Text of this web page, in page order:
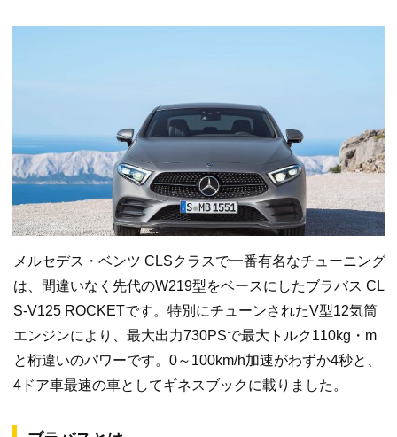
メルセデス・ベンツ CLSクラスで一番有名なチューニング
は、間違いなく先代のW219型をベースにしたブラバス CL
S-V125 ROCKETです。特別にチューンされたV型12気筒
エンジンにより、最大出力730PSで最大トルク110kg・m
と桁違いのパワーです。0～100km/h加速がわずか4秒と、
4ドア車最速の車としてギネスブックに載りました。